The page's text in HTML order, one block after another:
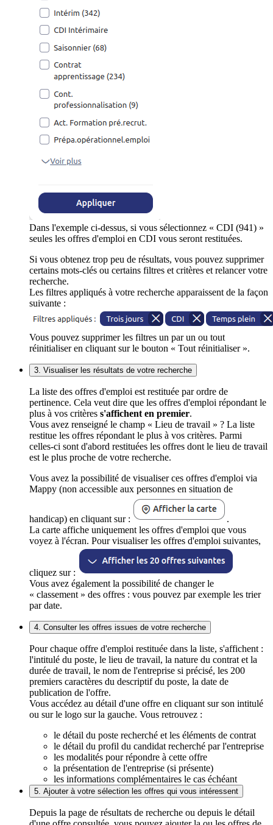
Dans l'exemple ci-dessus, si vous sélectionnez « CDI (941) »
seules les offres d'emploi en CDI vous seront restituées.
Si vous obtenez trop peu de résultats, vous pouvez supprimer
certains mots-clés ou certains filtres et critères et relancer votre
recherche.
Les filtres appliqués à votre recherche apparaissent de la façon
suivante :
Vous pouvez supprimer les filtres un par un ou tout
réinitialiser en cliquant sur le bouton « Tout réinitialiser ».
3. Visualiser les résultats de votre recherche
La liste des offres d'emploi est restituée par ordre de
pertinence. Cela veut dire que les offres d'emploi répondant le
plus à vos critères s'affichent en premier.
Vous avez renseigné le champ « Lieu de travail » ? La liste
restitue les offres répondant le plus à vos critères. Parmi
celles-ci sont d'abord restituées les offres dont le lieu de travail
est le plus proche de votre recherche.
Vous avez la possibilité de visualiser ces offres d'emploi via
Mappy (non accessible aux personnes en situation de
handicap) en cliquant sur :
.
La carte affiche uniquement les offres d'emploi que vous
voyez à l'écran. Pour visualiser les offres d'emploi suivantes,
cliquez sur :
Vous avez également la possibilité de changer le
« classement » des offres : vous pouvez par exemple les trier
par date.
4. Consulter les offres issues de votre recherche
Pour chaque offre d'emploi restituée dans la liste, s'affichent :
l'intitulé du poste, le lieu de travail, la nature du contrat et la
durée de travail, le nom de l'entreprise si précisé, les 200
premiers caractères du descriptif du poste, la date de
publication de l'offre.
Vous accédez au détail d'une offre en cliquant sur son intitulé
ou sur le logo sur la gauche. Vous retrouvez :
le détail du poste recherché et les éléments de contrat
le détail du profil du candidat recherché par l'entreprise
les modalités pour répondre à cette offre
la présentation de l'entreprise (si présente)
les informations complémentaires le cas échéant
5. Ajouter à votre sélection les offres qui vous intéressent
Depuis la page de résultats de recherche ou depuis le détail